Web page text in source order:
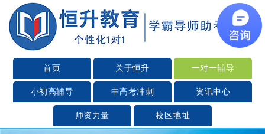
首页 关于恒升 一对一辅导
小初高辅导 中高考冲刺 资讯中心
师资力量 校区地址